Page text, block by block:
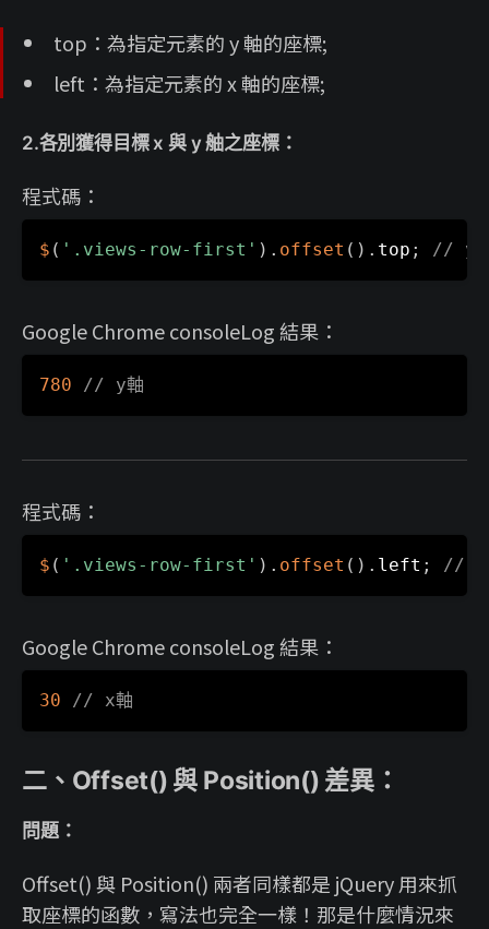
top：為指定元素的 y 軸的座標;
left：為指定元素的 x 軸的座標;
2.各別獲得目標 x 與 y 舳之座標：
程式碼：
$ ( '.views-row-first' ) . offset ( ) . top ; // y
Google Chrome consoleLog 結果：
780 // y軸
程式碼：
$ ( '.views-row-first' ) . offset ( ) . left ; // x
Google Chrome consoleLog 結果：
30 // x軸
二、Offset() 與 Position() 差異：
問題：
Offset() 與 Position() 兩者同樣都是 jQuery 用來抓
取座標的函數，寫法也完全一樣！那是什麼情況來